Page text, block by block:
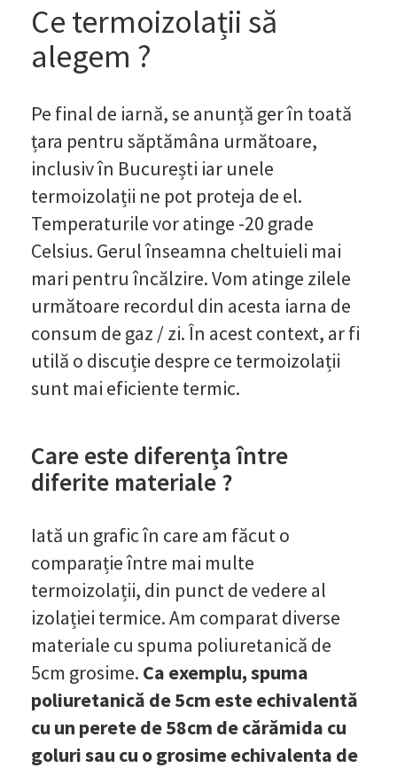
Ce termoizolații să
alegem ?
Pe final de iarnă, se anunță ger în toată
țara pentru săptămâna următoare,
inclusiv în București iar unele
termoizolații ne pot proteja de el.
Temperaturile vor atinge -20 grade
Celsius. Gerul înseamna cheltuieli mai
mari pentru încălzire. Vom atinge zilele
următoare recordul din acesta iarna de
consum de gaz / zi. În acest context, ar fi
utilă o discuție despre ce termoizolații
sunt mai eficiente termic.
Care este diferența între
diferite materiale ?
Iată un grafic în care am făcut o
comparație între mai multe
termoizolații, din punct de vedere al
izolației termice. Am comparat diverse
materiale cu spuma poliuretanică de
5cm grosime. Ca exemplu, spuma
poliuretanică de 5cm este echivalentă
cu un perete de 58cm de cărămida cu
goluri sau cu o grosime echivalenta de